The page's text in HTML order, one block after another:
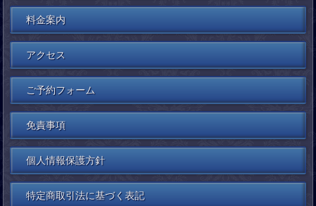
料金案内
アクセス
ご予約フォーム
免責事項
個人情報保護方針
特定商取引法に基づく表記